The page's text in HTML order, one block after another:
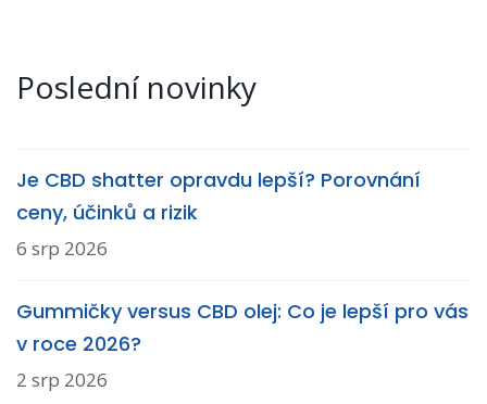
Poslední novinky
Je CBD shatter opravdu lepší? Porovnání
ceny, účinků a rizik
6 srp 2026
Gummičky versus CBD olej: Co je lepší pro vás
v roce 2026?
2 srp 2026